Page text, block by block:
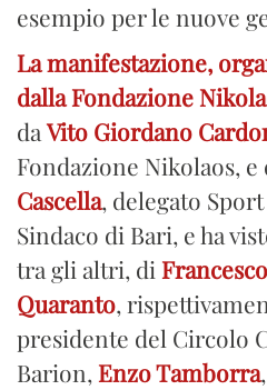
esempio per le nuove
La manifestazione,
dallaFondazione
daVito Giordano
Fondazione Nikolaos, e
Cascella, delegato
Sindaco di Bari, e ha
tra gli altri, di
Quaranto,
presidente del Circolo
Barion, Enzo Tamborra